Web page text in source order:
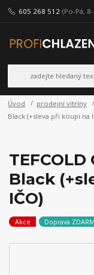
605 268 512 (Po-Pá,
Úvod prodejní vitríny
Black (+sleva při koupi na
TEFCOLD
Black
IČO)
Akce Doprava